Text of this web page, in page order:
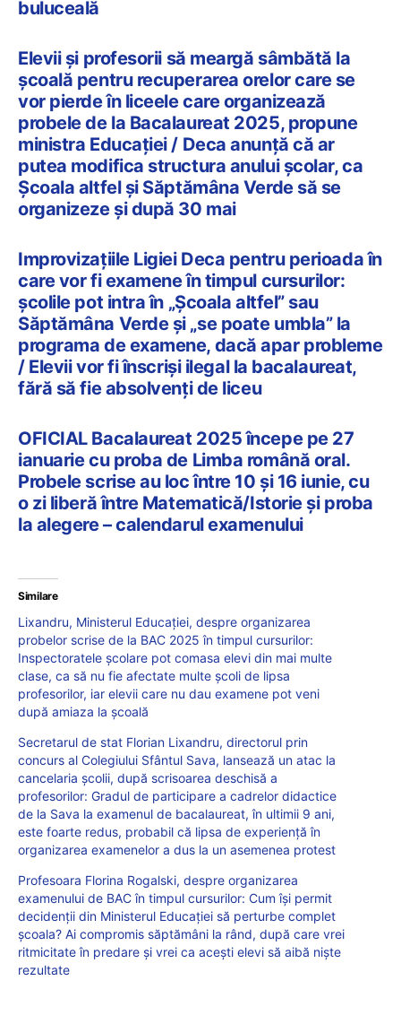
buluceală
Elevii și profesorii să meargă sâmbătă la
școală pentru recuperarea orelor care se
vor pierde în liceele care organizează
probele de la Bacalaureat 2025, propune
ministra Educației / Deca anunță că ar
putea modifica structura anului școlar, ca
Școala altfel și Săptămâna Verde să se
organizeze și după 30 mai
Improvizațiile Ligiei Deca pentru perioada în
care vor fi examene în timpul cursurilor:
școlile pot intra în „Școala altfel” sau
Săptămâna Verde și „se poate umbla” la
programa de examene, dacă apar probleme
/ Elevii vor fi înscriși ilegal la bacalaureat,
fără să fie absolvenți de liceu
OFICIAL Bacalaureat 2025 începe pe 27
ianuarie cu proba de Limba română oral.
Probele scrise au loc între 10 și 16 iunie, cu
o zi liberă între Matematică/Istorie și proba
la alegere – calendarul examenului
Similare
Lixandru, Ministerul Educației, despre organizarea
probelor scrise de la BAC 2025 în timpul cursurilor:
Inspectoratele școlare pot comasa elevi din mai multe
clase, ca să nu fie afectate multe școli de lipsa
profesorilor, iar elevii care nu dau examene pot veni
după amiaza la școală
Secretarul de stat Florian Lixandru, directorul prin
concurs al Colegiului Sfântul Sava, lansează un atac la
cancelaria școlii, după scrisoarea deschisă a
profesorilor: Gradul de participare a cadrelor didactice
de la Sava la examenul de bacalaureat, în ultimii 9 ani,
este foarte redus, probabil că lipsa de experiență în
organizarea examenelor a dus la un asemenea protest
Profesoara Florina Rogalski, despre organizarea
examenului de BAC în timpul cursurilor: Cum îşi permit
decidenţii din Ministerul Educaţiei să perturbe complet
şcoala? Ai compromis săptămâni la rând, după care vrei
ritmicitate în predare și vrei ca acești elevi să aibă niște
rezultate